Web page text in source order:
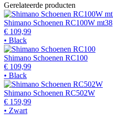
Gerelateerde producten
Shimano Schoenen RC100W mt38
€ 109,99
• Black
Shimano Schoenen RC100
€ 109,99
• Black
Shimano Schoenen RC502W
€ 159,99
• Zwart